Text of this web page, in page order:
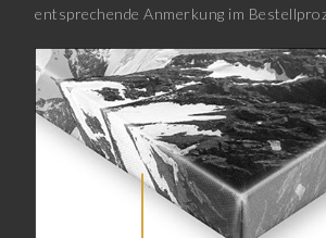
entsprechende Anmerkung im